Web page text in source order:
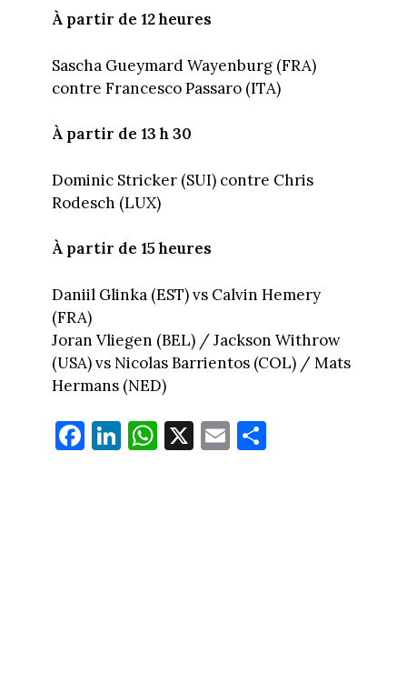
À partir de 12 heures
Sascha Gueymard Wayenburg (FRA)
contre Francesco Passaro (ITA)
À partir de 13 h 30
Dominic Stricker (SUI) contre Chris
Rodesch (LUX)
À partir de 15 heures
Daniil Glinka (EST) vs Calvin Hemery
(FRA)
Joran Vliegen (BEL) / Jackson Withrow
(USA) vs Nicolas Barrientos (COL) / Mats
Hermans (NED)
Fa
ce
Li
nk
W
ha
X E
m
Pa